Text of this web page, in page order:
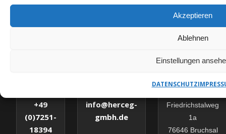
Akzeptieren
Ablehnen
Einstellungen
DATENSCHUTZ
ANSPRECHPARTNER
+49
(0)7251-
18394
info@herceg-
gmbh.de
ADRESSE
Friedrichstalweg
1a
76646 Bruchsal